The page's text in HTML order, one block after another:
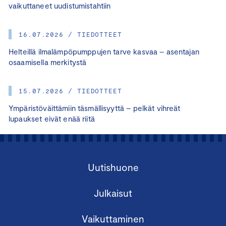
vaikuttaneet uudistumistahtiin
16.07.2026 / TIEDOTTEET
Helteillä ilmalämpöpumppujen tarve kasvaa – asentajan
osaamisella merkitystä
15.07.2026 / TIEDOTTEET
Ympäristöväittämiin täsmällisyyttä – pelkät vihreät
lupaukset eivät enää riitä
Uutishuone
Julkaisut
Vaikuttaminen